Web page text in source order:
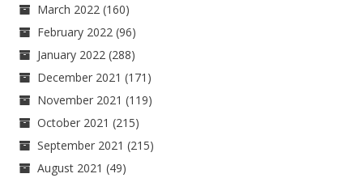
March 2022 (160)
February 2022 (96)
January 2022 (288)
December 2021 (171)
November 2021 (119)
October 2021 (215)
September 2021 (215)
August 2021 (49)